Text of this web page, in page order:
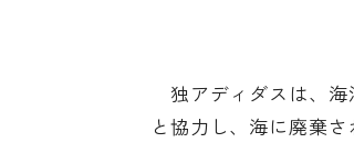
独アディダスは、
と協力し、海に廃棄